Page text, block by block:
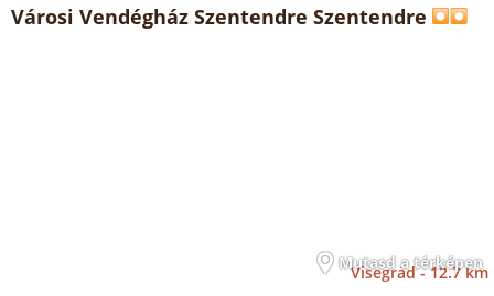
Városi Vendégház Szentendre Szentendre
Mutasd a térképen
Visegrád -12.7 km